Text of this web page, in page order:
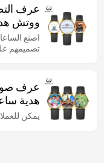
عرف
ووتش
اصنع
تصميمهم
عرف
هدية
يمكن